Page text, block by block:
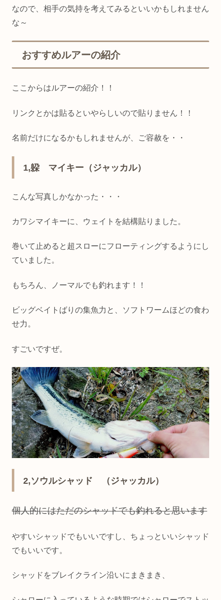
なので、相手の気持を考えてみるといいかもしれません
な～
おすすめルアーの紹介
ここからはルアーの紹介！！
リンクとかは貼るといやらしいので貼りません！！
名前だけになるかもしれませんが、ご容赦を・・
1,躱 マイキー（ジャッカル）
こんな写真しかなかった・・・
カワシマイキーに、ウェイトを結構貼りました。
巻いて止めると超スローにフローティングするようにし
ていました。
もちろん、ノーマルでも釣れます！！
ビッグベイトばりの集魚力と、ソフトワームほどの食わ
せ力。
すごいですぜ。
2,ソウルシャッド （ジャッカル）
個人的にはただのシャッドでも釣れると思います
やすいシャッドでもいいですし、ちょっといいシャッド
でもいいです。
シャッドをブレイクライン沿いにまきまき、